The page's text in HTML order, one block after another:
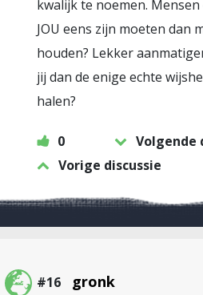
kwalijk te noemen.
JOU eens zijn moeten dan
houden? Lekker
jij dan de enige echte
halen?
0
Volgende
Vorige discussie
#16 gronk